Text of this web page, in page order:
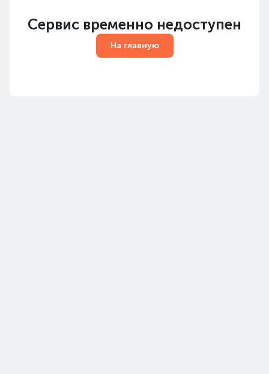
Сервис временно недоступен
На главную